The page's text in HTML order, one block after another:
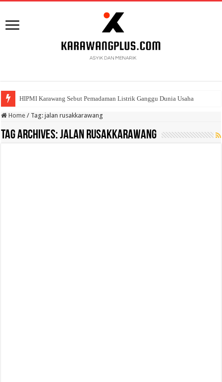
HIPMI Karawang Sebut Pemadaman Listrik Ganggu Dunia Usaha
Home / Tag:jalan rusakkarawang
Tag Archives:jalan rusakkarawang